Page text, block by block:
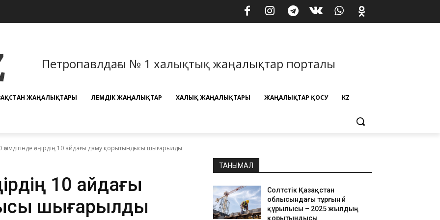
Петропавлдағы № 1 халықтық жаңалықтар порталы
ЖАҢАЛЫҚТАРЫ ӘЛЕМДІК ЖАҢАЛЫҚТАР ХАЛЫҚ ЖАҢАЛЫҚТАРЫ ЖАҢАЛЫҚТАР ҚОСУ KZ
әкімдігінде өңірдің 10 айдағы даму қорытындысы шығарылды
10 айдағы
шығарылды
ТАНЫМАЛ
Солтүстік Қазақстан
облысындағы тұрғын үй
құрылысы – 2025 жылдың
қорытындысы